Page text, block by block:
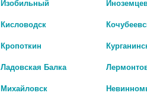
ГЕПА КОМПЛЕКС АРТИШОК ПРЕМИУМ 515 МГ N30 ТАБЛ П/О
Изобильный
Кисловодск
Кропоткин
Ладовская Балка
Михайловск